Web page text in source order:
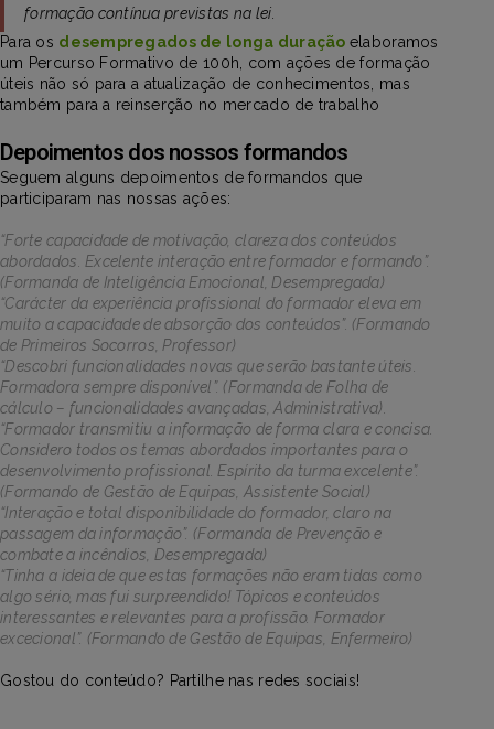
formação contínua previstas na lei.
Para os desempregados de longa duração elaboramos
um Percurso Formativo de 100h, com ações de formação
úteis não só para a atualização de conhecimentos, mas
também para a reinserção no mercado de trabalho
Depoimentos dos nossos formandos
Seguem alguns depoimentos de formandos que
participaram nas nossas ações:
“Forte capacidade de motivação, clareza dos conteúdos
abordados. Excelente interação entre formador e formando”.
(Formanda de Inteligência Emocional, Desempregada)
“Carácter da experiência profissional do formador eleva em
muito a capacidade de absorção dos conteúdos”. (Formando
de Primeiros Socorros, Professor)
“Descobri funcionalidades novas que serão bastante úteis.
Formadora sempre disponível”. (Formanda de Folha de
cálculo – funcionalidades avançadas, Administrativa).
“Formador transmitiu a informação de forma clara e concisa.
Considero todos os temas abordados importantes para o
desenvolvimento profissional. Espírito da turma excelente”.
(Formando de Gestão de Equipas, Assistente Social)
“Interação e total disponibilidade do formador, claro na
passagem da informação”. (Formanda de Prevenção e
combate a incêndios, Desempregada)
“Tinha a ideia de que estas formações não eram tidas como
algo sério, mas fui surpreendido! Tópicos e conteúdos
interessantes e relevantes para a profissão. Formador
excecional”. (Formando de Gestão de Equipas, Enfermeiro)
Gostou do conteúdo? Partilhe nas redes sociais!